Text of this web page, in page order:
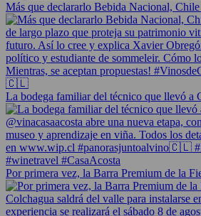
Más que declararlo Bebida Nacional, Chile
La bodega familiar del técnico que llevó a
Por primera vez, la Barra Premium de la